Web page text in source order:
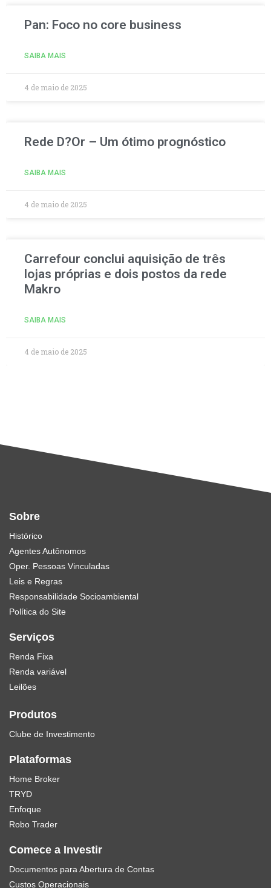
Pan: Foco no core business
SAIBA MAIS
4 de maio de 2025
Rede D?Or – Um ótimo prognóstico
SAIBA MAIS
4 de maio de 2025
Carrefour conclui aquisição de três
lojas próprias e dois postos da rede
Makro
SAIBA MAIS
4 de maio de 2025
Sobre
Histórico
Agentes Autônomos
Oper. Pessoas Vinculadas
Leis e Regras
Responsabilidade Socioambiental
Política do Site
Serviços
Renda Fixa
Renda variável
Leilões
Produtos
Clube de Investimento
Plataformas
Home Broker
TRYD
Enfoque
Robo Trader
Comece a Investir
Documentos para Abertura de Contas
Custos Operacionais